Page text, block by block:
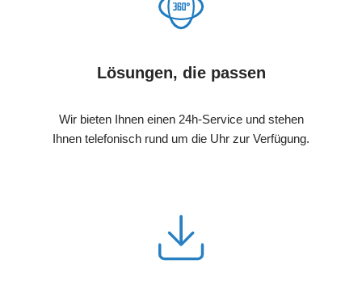
Lösungen, die passen
Wir bieten Ihnen einen 24h-Service und stehen
Ihnen telefonisch rund um die Uhr zur Verfügung.